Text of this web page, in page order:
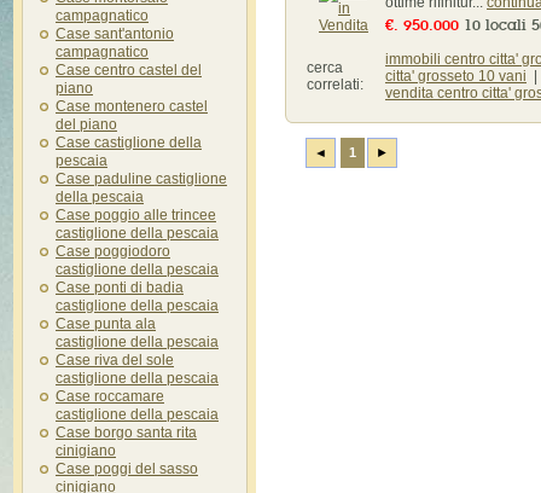
campagnatico
Case sant'antonio
campagnatico
Case centro castel del
piano
Case montenero castel
del piano
Case castiglione della
pescaia
Case paduline castiglione
della pescaia
Case poggio alle trincee
castiglione della pescaia
Case poggiodoro
castiglione della pescaia
Case ponti di badia
castiglione della pescaia
Case punta ala
castiglione della pescaia
Case riva del sole
castiglione della pescaia
Case roccamare
castiglione della pescaia
Case borgo santa rita
cinigiano
Case poggi del sasso
cinigiano
€. 950.000 10 locali
cerca
correlati:
immobili centro citta'
citta' grosseto 10 vani
vendita centro citta'
◄ 1 ►